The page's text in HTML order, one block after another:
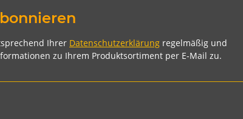
Ihrer Datenschutzerklärung regelmäßig und
zu Ihrem Produktsortiment per E-Mail zu.